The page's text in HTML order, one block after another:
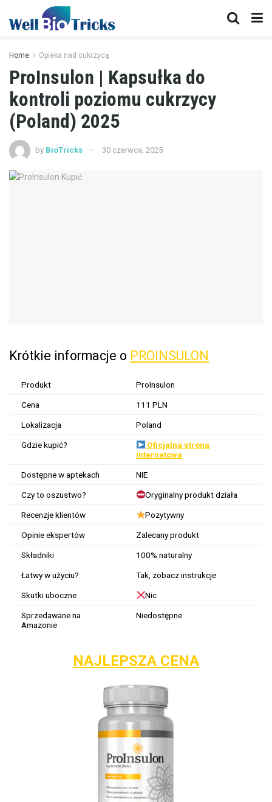
Home Opieka nad cukrzycą
ProInsulon | Kapsułka do
kontroli poziomu cukrzycy
(Poland) 2025
by BioTricks 30 czerwca, 2025
Krótkie informacje o PROINSULON
Produkt ProInsulon
Cena 111 PLN
Lokalizacja Poland
Gdzie kupić?
Oficjalna strona
internetowa
Dostępne w aptekach NIE
Czy to oszustwo? Oryginalny produkt działa
Recenzje klientów Pozytywny
Opinie ekspertów Zalecany produkt
Składniki 100% naturalny
Łatwy w użyciu? Tak, zobacz instrukcje
Skutki uboczne Nic
Sprzedawane na
Amazonie
Niedostępne
NAJLEPSZA CENA